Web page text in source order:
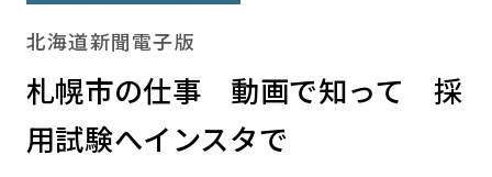
北海道新聞電子版
札幌市の仕事 動画で知って 採
用試験へインスタで